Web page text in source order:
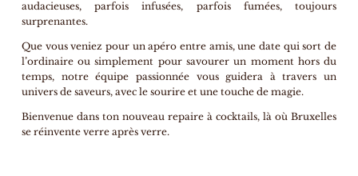
audacieuses, parfois infusées, parfois fumées, toujours
surprenantes.
Que vous veniez pour un apéro entre amis, une date qui sort de
l’ordinaire ou simplement pour savourer un moment hors du
temps, notre équipe passionnée vous guidera à travers un
univers de saveurs, avec le sourire et une touche de magie.
Bienvenue dans ton nouveau repaire à cocktails, là où Bruxelles
se réinvente verre après verre.